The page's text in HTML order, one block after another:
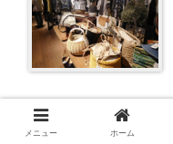
メニュー ホーム